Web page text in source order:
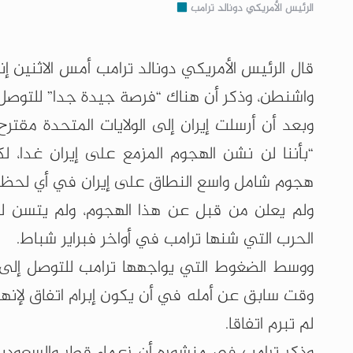
الرئيس الأمريكي دونالد ترامب
قال الرئيس الأمريكي دونالد ترامب أمس
واشنطن، وذكر أن هناك “فرصة جيدة جدا”
وبعد أن أرسلت إيران إلى الولايات المتحدة
“بأننا لن نشن الهجوم المزمع على إيران
هجوم شامل واسع النطاق على إيران في أي
ولم يعلن من قبل عن هذا الهجوم، ولم يتسن
الحرب التي شنها ترامب في أواخر فبراير شباط.
ووسط الضغوط التي يواجهها ترامب للتوصل
وقت سابق عن أمله في أن يكون إبرام اتفاق
لم تبرم اتفاقا.